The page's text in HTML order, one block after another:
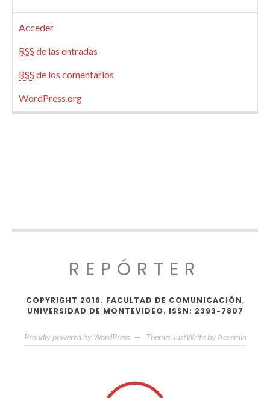
Acceder
RSS de las entradas
RSS de los comentarios
WordPress.org
REPÓRTER
COPYRIGHT 2016. FACULTAD DE COMUNICACIÓN,
UNIVERSIDAD DE MONTEVIDEO. ISSN: 2393-7807
Proudly powered by WordPress — Theme: JustWrite by Acosmin